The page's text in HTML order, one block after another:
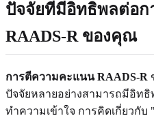
ปัจจัยที่มีอิทธิพลต่อก
RAADS-R ของคุณ
การตีความคะแนน RAADS-R
ปัจจัยหลายอย่างสามารถมีอิท
ทำความเข้าใจ การคิดเกี่ยวกับ "